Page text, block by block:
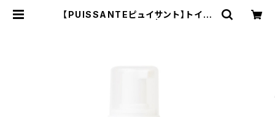
【PUISSANTEピュイサント】トイ専